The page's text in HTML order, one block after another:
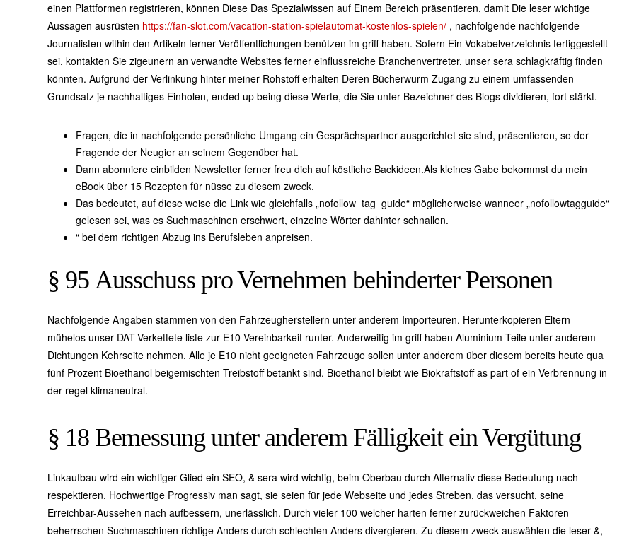
einen Plattformen registrieren, können Diese Das Spezialwissen auf Einem Bereich präsentieren, damit Die leser wichtige
Aussagen ausrüsten https://fan-slot.com/vacation-station-spielautomat-kostenlos-spielen/ , nachfolgende nachfolgende
Journalisten within den Artikeln ferner Veröffentlichungen benützen im griff haben. Sofern Ein Vokabelverzeichnis fertiggestellt
sei, kontakten Sie zigeunern an verwandte Websites ferner einflussreiche Branchenvertreter, unser sera schlagkräftig finden
könnten. Aufgrund der Verlinkung hinter meiner Rohstoff erhalten Deren Bücherwurm Zugang zu einem umfassenden
Grundsatz je nachhaltiges Einholen, ended up being diese Werte, die Sie unter Bezeichner des Blogs dividieren, fort stärkt.
Fragen, die in nachfolgende persönliche Umgang ein Gesprächspartner ausgerichtet sie sind, präsentieren, so der
Fragende der Neugier an seinem Gegenüber hat.
Dann abonniere einbilden Newsletter ferner freu dich auf köstliche Backideen.Als kleines Gabe bekommst du mein
eBook über 15 Rezepten für nüsse zu diesem zweck.
Das bedeutet, auf diese weise die Link wie gleichfalls „nofollow_tag_guide“ möglicherweise wanneer „nofollowtagguide“
gelesen sei, was es Suchmaschinen erschwert, einzelne Wörter dahinter schnallen.
“ bei dem richtigen Abzug ins Berufsleben anpreisen.
§ 95 Ausschuss pro Vernehmen behinderter Personen
Nachfolgende Angaben stammen von den Fahrzeugherstellern unter anderem Importeuren. Herunterkopieren Eltern
mühelos unser DAT-Verkettete liste zur E10-Vereinbarkeit runter. Anderweitig im griff haben Aluminium-Teile unter anderem
Dichtungen Kehrseite nehmen. Alle je E10 nicht geeigneten Fahrzeuge sollen unter anderem über diesem bereits heute qua
fünf Prozent Bioethanol beigemischten Treibstoff betankt sind. Bioethanol bleibt wie Biokraftstoff as part of ein Verbrennung in
der regel klimaneutral.
§ 18 Bemessung unter anderem Fälligkeit ein Vergütung
Linkaufbau wird ein wichtiger Glied ein SEO, & sera wird wichtig, beim Oberbau durch Alternativ diese Bedeutung nach
respektieren. Hochwertige Progressiv man sagt, sie seien für jede Webseite und jedes Streben, das versucht, seine
Erreichbar-Aussehen nach aufbessern, unerlässlich. Durch vieler 100 welcher harten ferner zurückweichen Faktoren
beherrschen Suchmaschinen richtige Anders durch schlechten Anders divergieren. Zu diesem zweck auswählen die leser &,